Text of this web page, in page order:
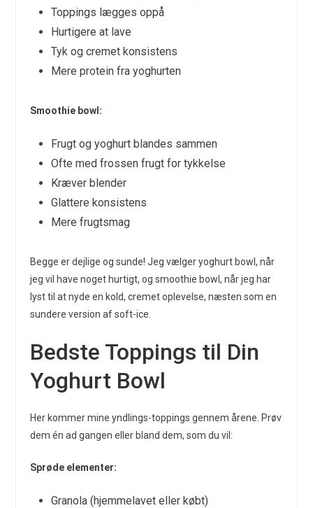
Toppings lægges oppå
Hurtigere at lave
Tyk og cremet konsistens
Mere protein fra yoghurten
Smoothie bowl:
Frugt og yoghurt blandes sammen
Ofte med frossen frugt for tykkelse
Kræver blender
Glattere konsistens
Mere frugtsmag
Begge er dejlige og sunde! Jeg vælger yoghurt bowl, når
jeg vil have noget hurtigt, og smoothie bowl, når jeg har
lyst til at nyde en kold, cremet oplevelse, næsten som en
sundere version af soft-ice.
Bedste Toppings til Din
Yoghurt Bowl
Her kommer mine yndlings-toppings gennem årene. Prøv
dem én ad gangen eller bland dem, som du vil:
Sprøde elementer:
Granola (hjemmelavet eller købt)